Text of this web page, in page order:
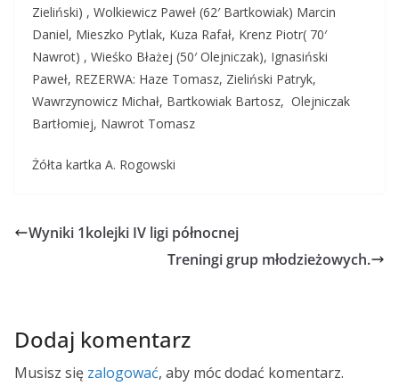
Zieliński) , Wolkiewicz Paweł (62′ Bartkowiak) Marcin
Daniel, Mieszko Pytlak, Kuza Rafał, Krenz Piotr( 70′
Nawrot) , Wieśko Błażej (50′ Olejniczak), Ignasiński
Paweł, REZERWA: Haze Tomasz, Zieliński Patryk,
Wawrzynowicz Michał, Bartkowiak Bartosz, Olejniczak
Bartłomiej, Nawrot Tomasz
Żółta kartka A. Rogowski
Wyniki 1kolejki IV ligi północnej
Treningi grup młodzieżowych.
Dodaj komentarz
Musisz się zalogować, aby móc dodać komentarz.